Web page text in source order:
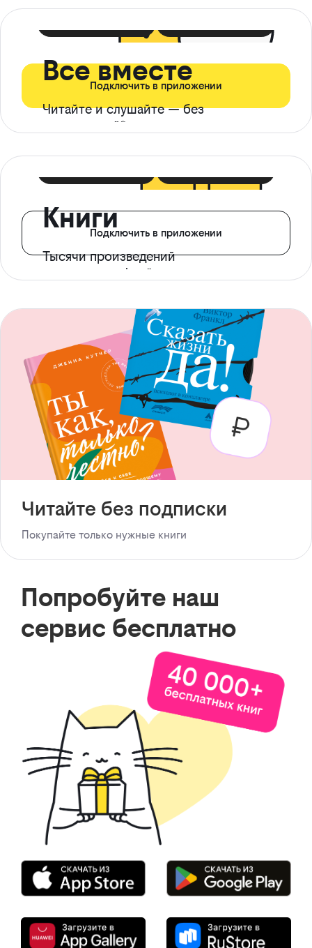
Все вместе
Читайте и слушайте — без
ограничений*
Подключить в приложении
Книги
Тысячи произведений
с доступом офлайн
Подключить в приложении
Читайте без подписки
Покупайте только нужные книги
Попробуйте наш
сервис бесплатно